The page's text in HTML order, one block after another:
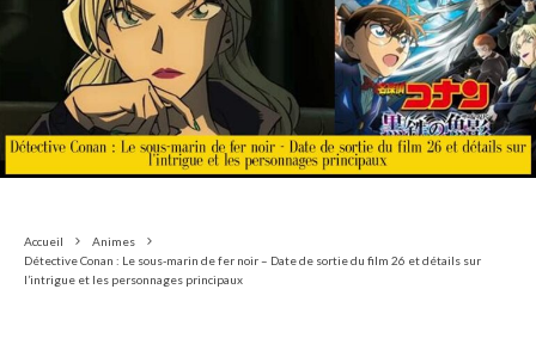
Accueil
Animes
Détective Conan : Le sous-marin de fer noir – Date de sortie du film 26 et détails sur
l’intrigue et les personnages principaux